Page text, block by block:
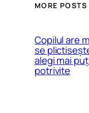
MORE POSTS
Copilul are
se
alegi mai
potrivite